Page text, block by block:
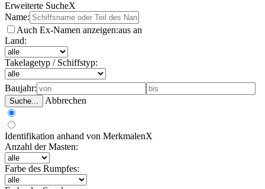
Erweiterte SucheX
Name:
Auch Ex-Namen anzeigen:aus an
Land:
Takelagetyp / Schiffstyp:
Baujahr:
Suche... Abbrechen
Identifikation anhand von MerkmalenX
Anzahl der Masten:
Farbe des Rumpfes: